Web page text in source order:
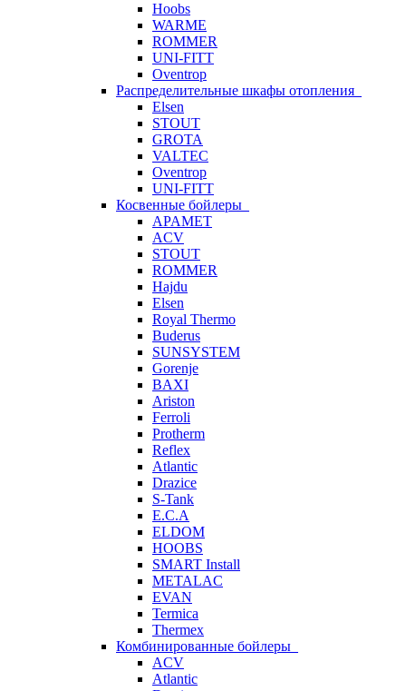
Hoobs
WARME
ROMMER
UNI-FITT
Oventrop
Распределительные шкафы отопления
Elsen
STOUT
GROTA
VALTEC
Oventrop
UNI-FITT
Косвенные бойлеры
APAMET
ACV
STOUT
ROMMER
Hajdu
Elsen
Royal Thermo
Buderus
SUNSYSTEM
Gorenje
BAXI
Ariston
Ferroli
Protherm
Reflex
Atlantic
Drazice
S-Tank
E.C.A
ELDOM
HOOBS
SMART Install
METALAC
EVAN
Termica
Thermex
Комбинированные бойлеры
ACV
Atlantic